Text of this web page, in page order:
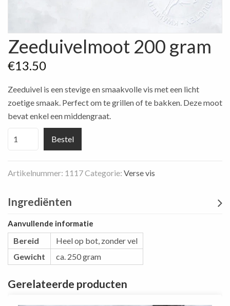
Zeeduivelmoot 200 gram
€13.50
Zeeduivel is een stevige en smaakvolle vis met een licht
zoetige smaak. Perfect om te grillen of te bakken. Deze moot
bevat enkel een middengraat.
aantal
Bestel
Artikelnummer: 1117Categorie: Verse vis
Ingrediënten
Aanvullende informatie
Bereid
Heel op bot, zonder vel
Gewicht
ca. 250 gram
Gerelateerde producten